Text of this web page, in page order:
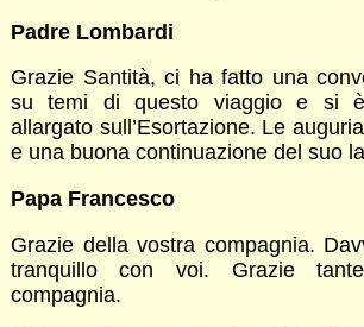
Padre Lombardi
Grazie Santità, ci ha fatto una
su temi di questo viaggio e si
allargato sull’Esortazione. Le
e una buona continuazione del suo
Papa Francesco
Grazie della vostra compagnia.
tranquillo con voi. Grazie
compagnia.